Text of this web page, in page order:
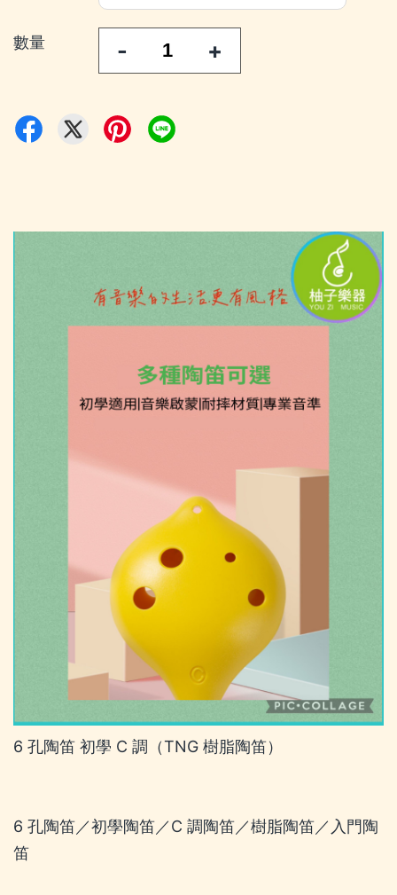
數量 - +
6 孔陶笛 初學 C 調（TNG 樹脂陶笛）
6 孔陶笛／初學陶笛／C 調陶笛／樹脂陶笛／入門陶
笛